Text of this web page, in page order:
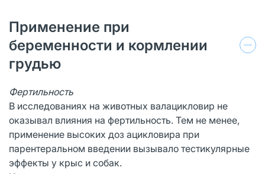
Применение при
беременности и кормлении
грудью
Фертильность
В исследованиях на животных валацикловир не
оказывал влияния на фертильность. Тем не менее,
применение высоких доз ацикловира при
парентеральном введении вызывало тестикулярные
эффекты у крыс и собак.